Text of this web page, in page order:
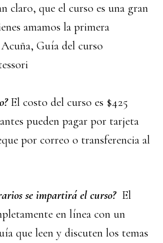
claro, que el curso es una gran
amamos la primera
Guía del curso
El costo del curso es $425
pueden pagar por tarjeta
por correo o transferencia al
se impartirá el curso?El
en línea con un
que leen y discuten los temas